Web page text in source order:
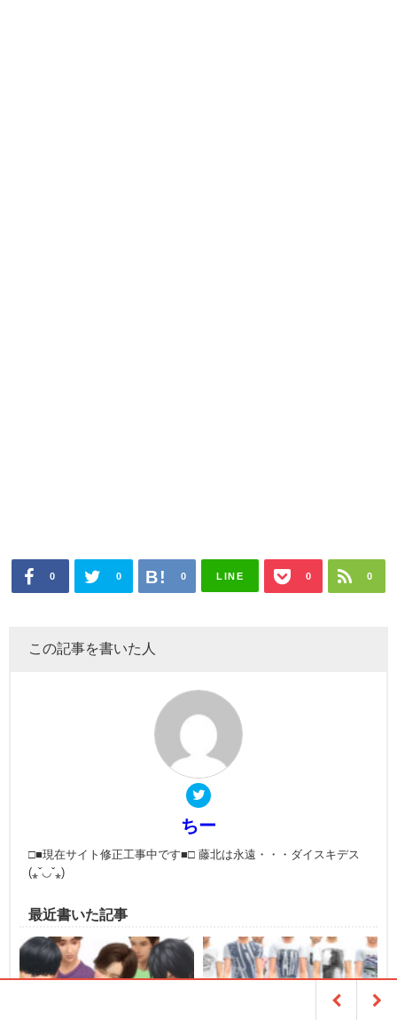
0 0 0 LINE 0 0
この記事を書いた人
ちー
□■現在サイト修正工事中です■□ 藤北は永遠・・・ダイスキデス
(⁎ˇ◡ˇ⁎)
最近書いた記事